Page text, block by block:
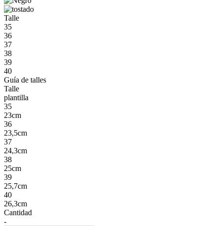
Talle
35
36
37
38
39
40
Guía de talles
Talle
plantilla
35
23cm
36
23,5cm
37
24,3cm
38
25cm
39
25,7cm
40
26,3cm
Cantidad
-